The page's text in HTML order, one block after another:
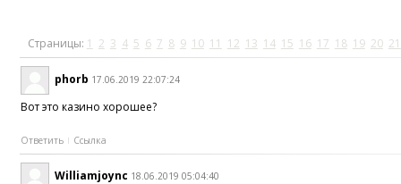
Страницы: 1 2 3 4 5 6 7 8 9 10 11 12 13 14 15 16 17 18 19 20 21
phorb 17.06.2019 22:07:24
Вот это казино хорошее?
Ответить Ссылка
Williamjoync 18.06.2019 05:04:40